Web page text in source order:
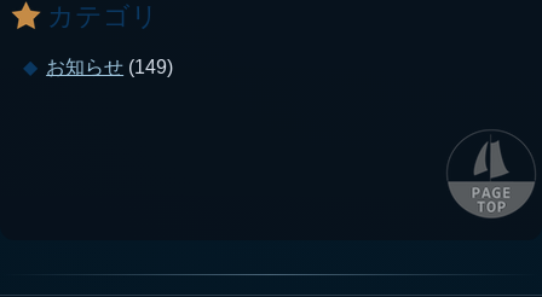
カテゴリ
お知らせ (149)